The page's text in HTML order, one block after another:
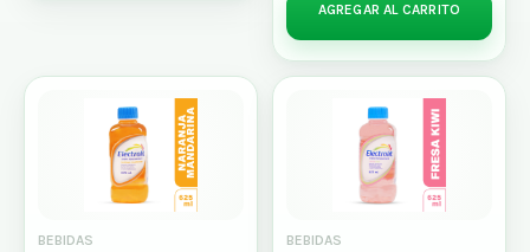
AGREGAR AL CARRITO
BEBIDAS BEBIDAS